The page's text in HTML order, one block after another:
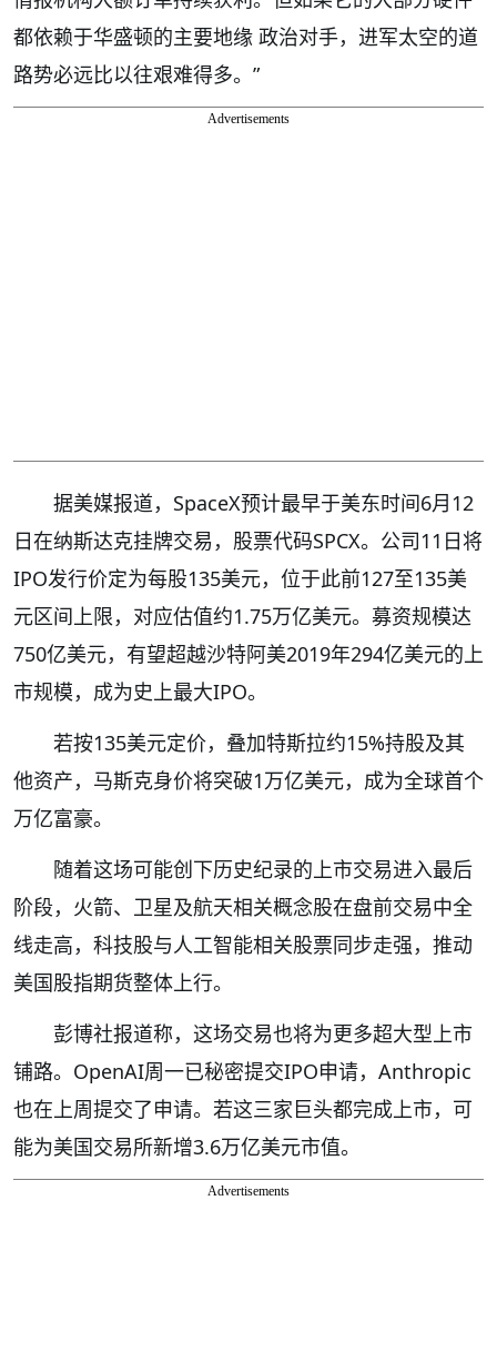
都依赖于华盛顿的主要地缘 政治对手，进军太空的道
路势必远比以往艰难得多。”
Advertisements
据美媒报道，SpaceX预计最早于美东时间6月12
日在纳斯达克挂牌交易，股票代码SPCX。公司11日将
IPO发行价定为每股135美元，位于此前127至135美
元区间上限，对应估值约1.75万亿美元。募资规模达
750亿美元，有望超越沙特阿美2019年294亿美元的上
市规模，成为史上最大IPO。
若按135美元定价，叠加特斯拉约15%持股及其
他资产，马斯克身价将突破1万亿美元，成为全球首个
万亿富豪。
随着这场可能创下历史纪录的上市交易进入最后
阶段，火箭、卫星及航天相关概念股在盘前交易中全
线走高，科技股与人工智能相关股票同步走强，推动
美国股指期货整体上行。
彭博社报道称，这场交易也将为更多超大型上市
铺路。OpenAI周一已秘密提交IPO申请，Anthropic
也在上周提交了申请。若这三家巨头都完成上市，可
能为美国交易所新增3.6万亿美元市值。
Advertisements